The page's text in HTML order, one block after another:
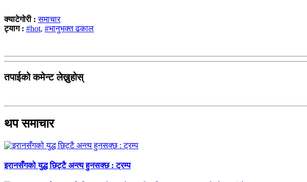
क्याटेगोरी :समाचार
ट्याग : #hot, #भानुभक्त ढकाल
तपाईको कमेन्ट लेख्नुहोस्
थप समाचार
इरानसँगको युद्ध छिट्टै अन्त्य हुनसक्छ : ट्रम्प